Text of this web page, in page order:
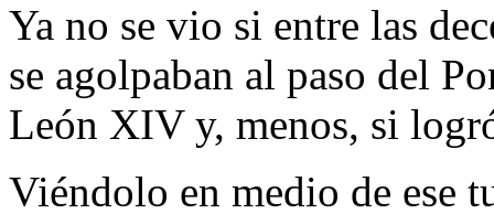
Ya no se vio si entre las
se agolpaban al paso del
León XIV y, menos, si
Viéndolo en medio de ese